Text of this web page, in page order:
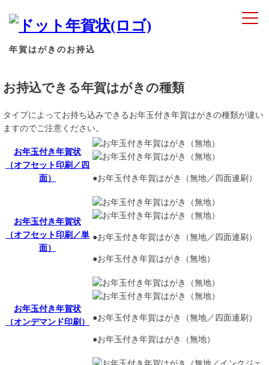
年賀はがきのお持込
お持込できる年賀はがきの種類
タイプによってお持ち込みできるお年玉付き年賀はがきの種類が違い
ますのでご注意ください。
お年玉付き年賀状
（オフセット印刷／四
面）
●お年玉付き年賀はがき（無地／四面連刷）
お年玉付き年賀状
（オフセット印刷／単
面）
●お年玉付き年賀はがき（無地／四面連刷）
●お年玉付き年賀はがき（無地）
お年玉付き年賀状
（オンデマンド印刷）
●お年玉付き年賀はがき（無地／四面連刷）
●お年玉付き年賀はがき（無地）